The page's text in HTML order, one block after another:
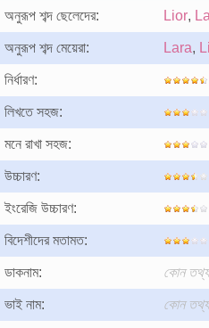
অনুরূপ শব্দ ছেলেদের: Lior,
অনুরূপ শব্দ মেয়েরা: Lara,
নির্ধারণ:
লিখতে সহজ:
মনে রাখা সহজ:
উচ্চারণ:
ইংরেজি উচ্চারণ:
বিদেশীদের মতামত:
ডাকনাম: কোন
ভাই নাম: কোন